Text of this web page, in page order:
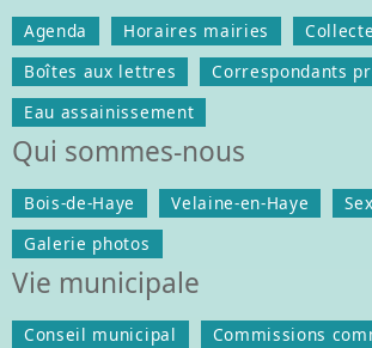
Agenda Horaires mairies
Boîtes aux lettres
Correspondants
Eau assainissement
Qui sommes-nous
Bois-de-Haye Velaine-en-Haye
Galerie photos
Vie municipale
Conseil municipal
Commissions